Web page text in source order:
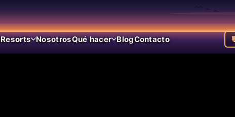
Resorts NosotrosQué hacer BlogContacto